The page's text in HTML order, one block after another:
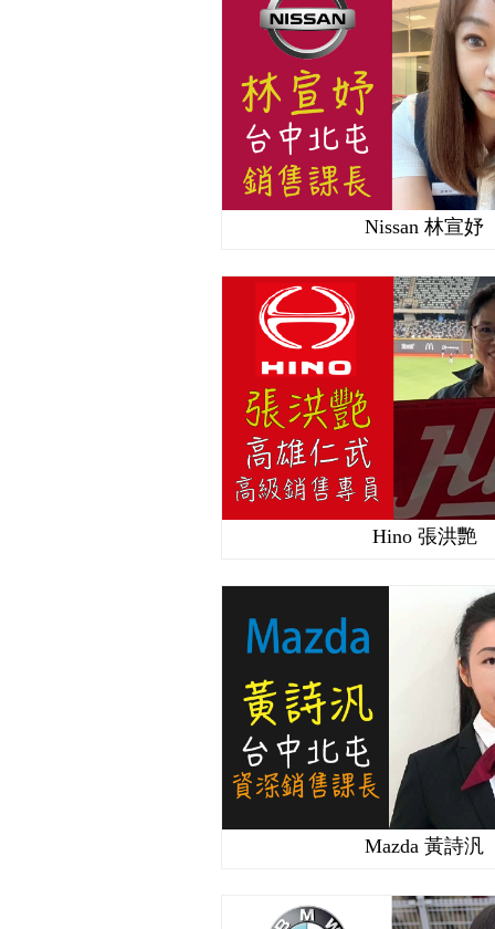
Nissan 林宣妤
Hino 張洪艷
Mazda 黃詩汎